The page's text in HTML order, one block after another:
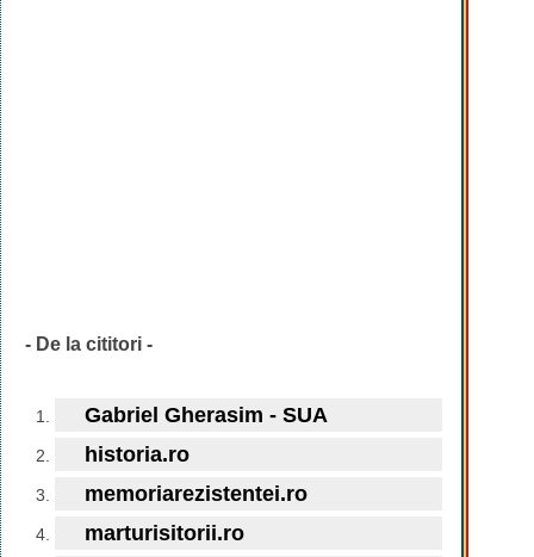
- De la cititori -
Gabriel Gherasim - SUA
historia.ro
memoriarezistentei.ro
marturisitorii.ro